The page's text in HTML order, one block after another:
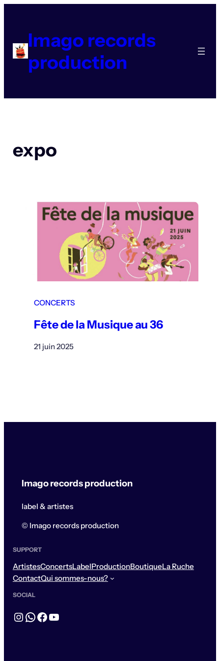
contenuImago records
production
expo
CONCERTS
Fête de la Musique au 36
21 juin 2025
Imago records production
label & artistes
© Imago records production
SUPPORT
ArtistesConcertsLabelProductionBoutiqueLa Ruche
ContactQui sommes-nous?
SOCIAL
Instagram
WhatsApp
Facebook
YouTube